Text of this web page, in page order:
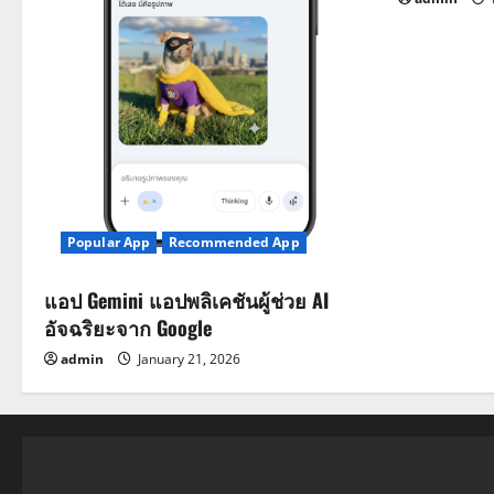
Popular App Recommended App
แอป Gemini แอปพลิเคชันผู้ช่วย AI
อัจฉริยะจาก Google
admin January 21, 2026